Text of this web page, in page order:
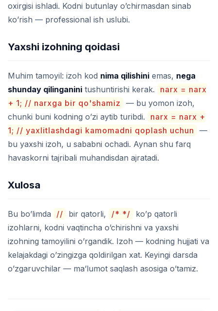
oxirgisi ishladi. Kodni butunlay o’chirmasdan sinab
ko’rish — professional ish uslubi.
Yaxshi izohning qoidasi
Muhim tamoyil: izoh kod nima qilishini emas, nega
shunday qilinganini tushuntirishi kerak.
narx = narx
+ 1; // narxga bir qo'shamiz
— bu yomon izoh,
chunki buni kodning o’zi aytib turibdi.
narx = narx +
1; // yaxlitlashdagi kamomadni qoplash uchun
—
bu yaxshi izoh, u sababni ochadi. Aynan shu farq
havaskorni tajribali muhandisdan ajratadi.
Xulosa
Bu bo’limda // bir qatorli, /* */
ko’p qatorli
izohlarni, kodni vaqtincha o’chirishni va yaxshi
izohning tamoyilini o’rgandik. Izoh — kodning hujjati va
kelajakdagi o’zingizga qoldirilgan xat. Keyingi darsda
o’zgaruvchilar — ma’lumot saqlash asosiga o’tamiz.